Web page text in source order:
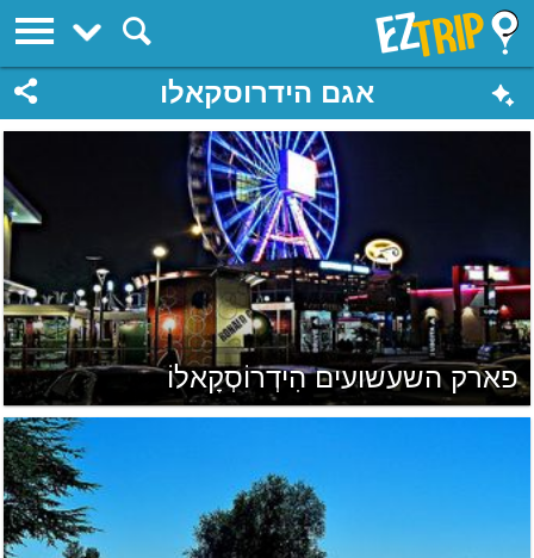
EZTrip
אגם הידרוסקאלו
פארק השעשועים הִידְרוֹסְקָאלוֹ